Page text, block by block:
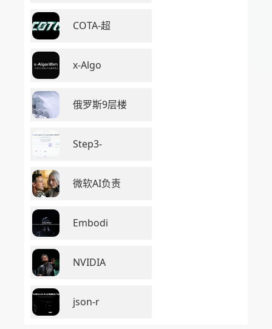
COTA-超
x-Algo
俄罗斯9层楼
Step3-
微软AI负责
Embodi
NVIDIA
json-r